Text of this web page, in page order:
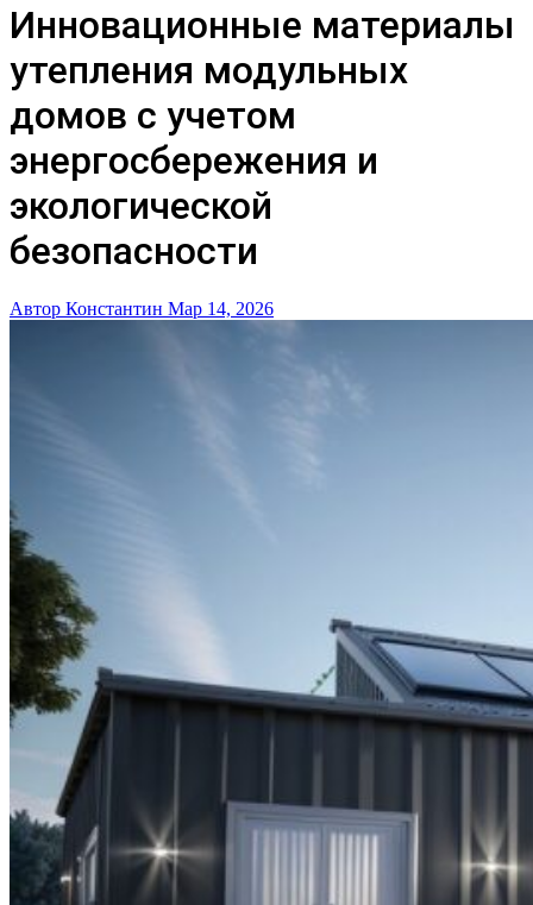
Инновационные материалы
утепления модульных
домов с учетом
энергосбережения и
экологической
безопасности
Автор Константин Мар 14, 2026